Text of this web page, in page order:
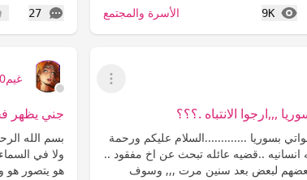
9K
المشاهدات الأسرة والمجتمع 27
التعليقات
عرض القائمة
,,,ارجوا الانتباه .؟؟؟
بسوريا .............السلام عليكم ورحمة
انسانيه ..قضيه عائله تبحث عن اخ مفقود ..
لبعض بعد سنين مرت ,,, وسوف
غيم2000
جني يظهر
بسم الله
ولا في